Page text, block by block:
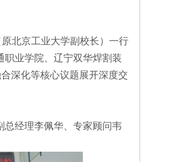
北京工业大学副校长）一行
职业学院、辽宁双华焊割装
深化等核心议题展开深度交
总经理李佩华、专家顾问韦